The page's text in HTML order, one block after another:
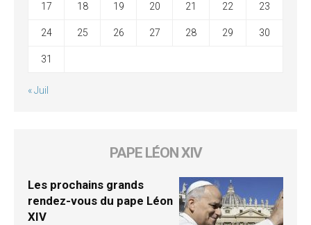
17 18 19 20 21 22 23
24 25 26 27 28 29 30
31
« Juil
PAPE LÉON XIV
Les prochains grands
rendez-vous du pape Léon
XIV